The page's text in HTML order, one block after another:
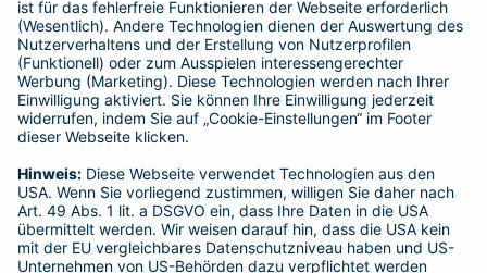
Kranken-Zusatzversicherung
Tierversicherungen
Haftpflichtversicherung
Hausratversicherung
Adresse ändern
Schaden melden
Kilometerstandsmeldung
Serviceübersicht